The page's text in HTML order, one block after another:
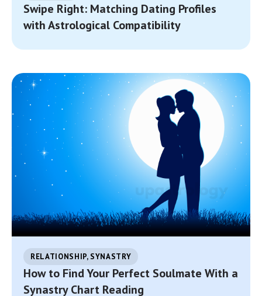
Swipe Right: Matching Dating Profiles
with Astrological Compatibility
RELATIONSHIP, SYNASTRY
How to Find Your Perfect Soulmate With a
Synastry Chart Reading